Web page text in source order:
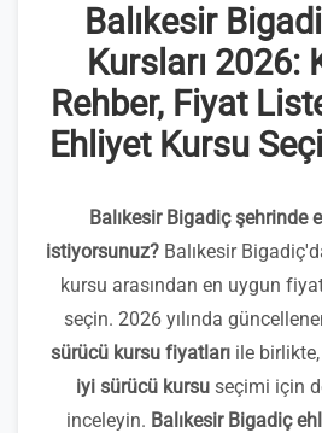
Balıkesir
Kursları 2026:
Rehber, Fiyat
Ehliyet Kursu
Balıkesir Bigadiç şehrinde
istiyorsunuz? Balıkesir
kursu arasından en uygun
seçin. 2026 yılında
sürücü kursu fiyatlarıile birlikte,
iyi sürücü kursuseçimi için
inceleyin. Balıkesir Bigadiç